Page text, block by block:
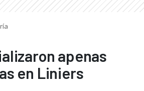
apenas
en Liniers